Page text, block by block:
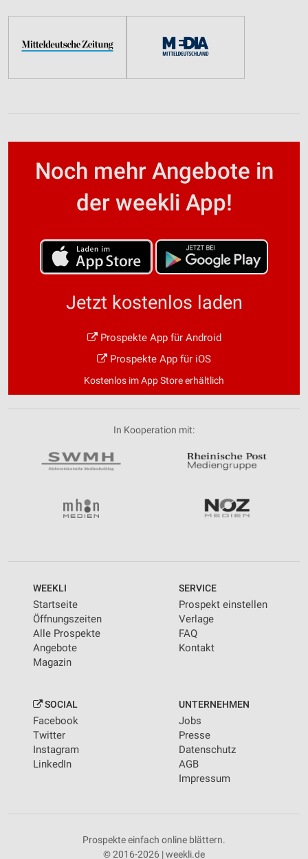
Noch mehr Angebote in
der weekli App!
Jetzt kostenlos laden
Prospekte App für Android
Prospekte App für iOS
Kostenlos im App Store erhältlich
In Kooperation mit:
WEEKLI
Startseite
Öffnungszeiten
Alle Prospekte
Angebote
Magazin
SERVICE
Prospekt einstellen
Verlage
FAQ
Kontakt
SOCIAL
Facebook
Twitter
Instagram
LinkedIn
UNTERNEHMEN
Jobs
Presse
Datenschutz
AGB
Impressum
Prospekte einfach online blättern.
© 2016-2026 | weekli.de